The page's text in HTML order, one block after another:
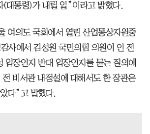
(대통령)가 내릴 일”이라고 밝혔다.
여의도 국회에서 열린 산업통상자원중
사에서 김성원 국민의힘 의원이 인 전
입장인지 반대 입장인지를 묻는 질의에
비서관 내정설에 대해서도 한 장관은
다”고 말했다.